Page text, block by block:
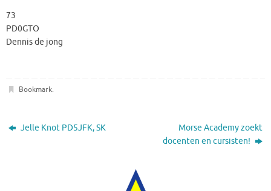
73
PD0GTO
Dennis de jong
Bookmark.
Jelle Knot PD5JFK, SK
Morse Academy zoekt
docenten en cursisten!